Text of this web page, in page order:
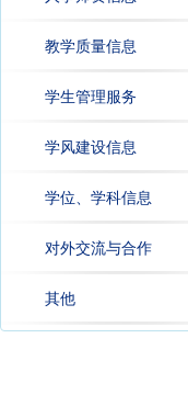
教学质量信息
学生管理服务
学风建设信息
学位、学科信息
对外交流与合作
其他